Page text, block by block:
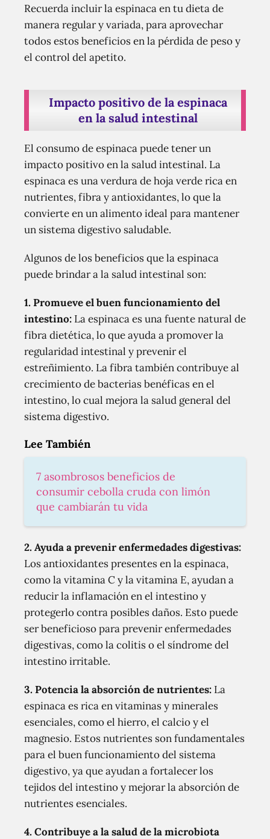
Recuerda incluir la espinaca en tu dieta de
manera regular y variada, para aprovechar
todos estos beneficios en la pérdida de peso y
el control del apetito.
Impacto positivo de la espinaca
en la salud intestinal
El consumo de espinaca puede tener un
impacto positivo en la salud intestinal. La
espinaca es una verdura de hoja verde rica en
nutrientes, fibra y antioxidantes, lo que la
convierte en un alimento ideal para mantener
un sistema digestivo saludable.
Algunos de los beneficios que la espinaca
puede brindar a la salud intestinal son:
1.Promueve el buen funcionamiento del
intestino: La espinaca es una fuente natural de
fibra dietética, lo que ayuda a promover la
regularidad intestinal y prevenir el
estreñimiento. La fibra también contribuye al
crecimiento de bacterias benéficas en el
intestino, lo cual mejora la salud general del
sistema digestivo.
Lee También
7 asombrosos beneficios de
consumir cebolla cruda con limón
que cambiarán tu vida
2.Ayuda a prevenir enfermedades digestivas:
Los antioxidantes presentes en la espinaca,
como la vitamina C y la vitamina E, ayudan a
reducir la inflamación en el intestino y
protegerlo contra posibles daños. Esto puede
ser beneficioso para prevenir enfermedades
digestivas, como la colitis o el síndrome del
intestino irritable.
3.Potencia la absorción de nutrientes: La
espinaca es rica en vitaminas y minerales
esenciales, como el hierro, el calcio y el
magnesio. Estos nutrientes son fundamentales
para el buen funcionamiento del sistema
digestivo, ya que ayudan a fortalecer los
tejidos del intestino y mejorar la absorción de
nutrientes esenciales.
4.Contribuye a la salud de la microbiota